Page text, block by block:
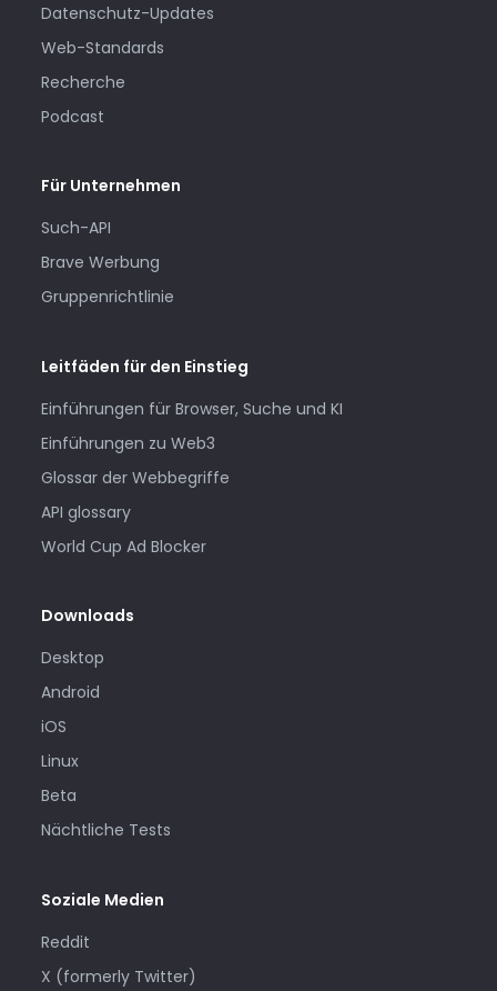
Datenschutz-Updates
Web-Standards
Recherche
Podcast
Für Unternehmen
Such-API
Brave Werbung
Gruppenrichtlinie
Leitfäden für den Einstieg
Einführungen für Browser, Suche und KI
Einführungen zu Web3
Glossar der Webbegriffe
API glossary
World Cup Ad Blocker
Downloads
Desktop
Android
iOS
Linux
Beta
Nächtliche Tests
Soziale Medien
Reddit
X (formerly Twitter)